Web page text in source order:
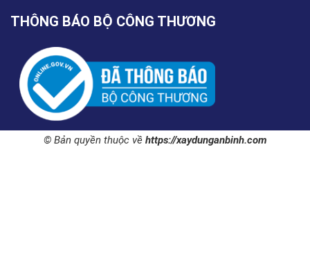
THÔNG BÁO BỘ CÔNG THƯƠNG
© Bản quyền thuộc về https://xaydunganbinh.com